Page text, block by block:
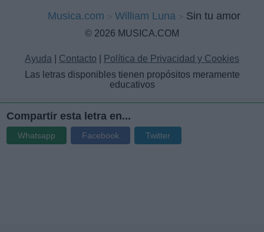
Musica.com William Luna Sin tu amor
© 2026 MUSICA.COM
Ayuda Contacto
Política de Privacidad y Cookies
Las letras disponibles tienen propósitos meramente
educativos
Compartir esta letra en...
Whatsapp Facebook Twitter